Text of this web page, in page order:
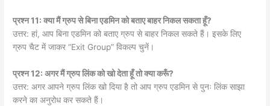
प्रश्न 11: क्या मैं ग्रुप से बिना एडमिन को बताए बाहर निकल सकता हूँ?
उत्तर: हां, आप बिना एडमिन को बताए ग्रुप से बाहर निकल सकते हैं। इसके लिए
ग्रुप चैट में जाकर “Exit Group” विकल्प चुनें।
प्रश्न 12: अगर मैं ग्रुप लिंक को खो देता हूँ तो क्या करूँ?
उत्तर: अगर आपने ग्रुप लिंक खो दिया है तो आप ग्रुप एडमिन से पुनः लिंक साझा
करने का अनुरोध कर सकते हैं।